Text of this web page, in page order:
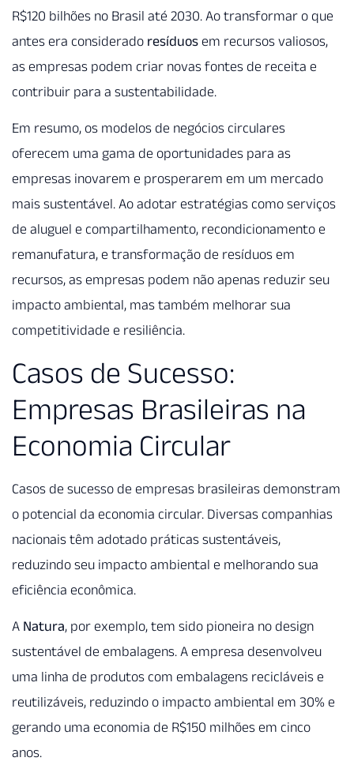
R$120 bilhões no Brasil até 2030. Ao transformar o que
antes era considerado resíduos em recursos valiosos,
as empresas podem criar novas fontes de receita e
contribuir para a sustentabilidade.
Em resumo, os modelos de negócios circulares
oferecem uma gama de oportunidades para as
empresas inovarem e prosperarem em um mercado
mais sustentável. Ao adotar estratégias como serviços
de aluguel e compartilhamento, recondicionamento e
remanufatura, e transformação de resíduos em
recursos, as empresas podem não apenas reduzir seu
impacto ambiental, mas também melhorar sua
competitividade e resiliência.
Casos de Sucesso:
Empresas Brasileiras na
Economia Circular
Casos de sucesso de empresas brasileiras demonstram
o potencial da economia circular. Diversas companhias
nacionais têm adotado práticas sustentáveis,
reduzindo seu impacto ambiental e melhorando sua
eficiência econômica.
A Natura, por exemplo, tem sido pioneira no design
sustentável de embalagens. A empresa desenvolveu
uma linha de produtos com embalagens recicláveis e
reutilizáveis, reduzindo o impacto ambiental em 30% e
gerando uma economia de R$150 milhões em cinco
anos.